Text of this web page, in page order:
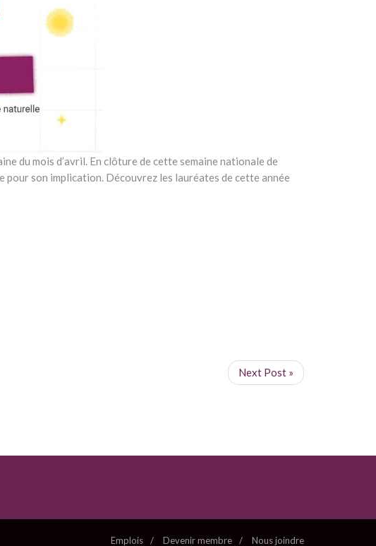
du mois d’avril. En clôture de cette semaine nationale de
pour son implication. Découvrez les lauréates de cette année
Next Post »
Emplois Devenir membre Nous joindre